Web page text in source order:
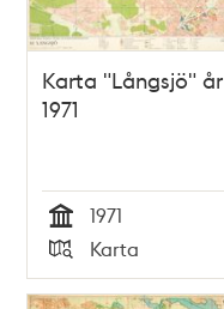
Karta "Långsjö" år
1971
Tid
1971
Typ
Karta